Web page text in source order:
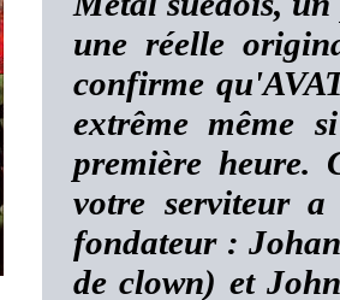
une réelle
confirme
extrême même
première heure.
votre serviteur
fondateur :
de clown) et